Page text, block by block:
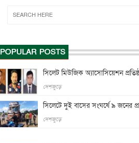
POPULAR POSTS
সিলেট মিউজিক অ্যাসোসিয়েশন
দেশজুড়ে
সিলেটে দুই বাসের সংঘর্ষে ৯ জনের
দেশজুড়ে